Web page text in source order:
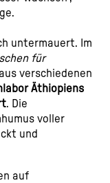
untermauert. Im
für
verschiedenen
Äthiopiens
. Die
voller
und
auf